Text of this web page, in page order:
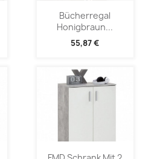
Bücherregal
Honigbraun...
55,87 €